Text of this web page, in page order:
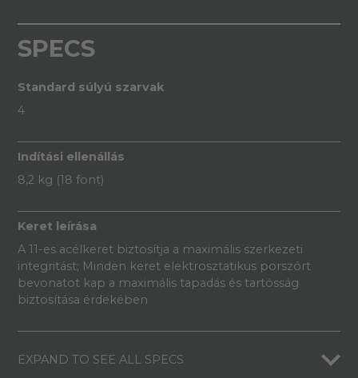
SPECS
Standard súlyú szarvak
4
Indítási ellenállás
8,2 kg (18 font)
Keret leírása
A 11-es acélkeret biztosítja a maximális szerkezeti
integritást; Minden keret elektrosztatikus porszórt
bevonatot kap a maximális tapadás és tartósság
biztosítása érdekében
EXPAND TO SEE ALL SPECS